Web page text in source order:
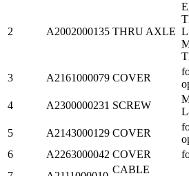
2 A2002000135 THRU AXLE
3 A2161000079 COVER
4 A2300000231 SCREW
5 A2143000129 COVER
6
A2263000042 COVER
CABLE